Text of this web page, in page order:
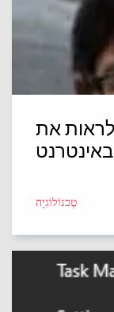
את
טֶכנוֹלוֹגִיָה